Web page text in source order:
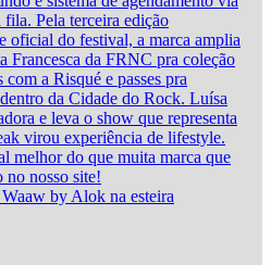
by Alok na esteira